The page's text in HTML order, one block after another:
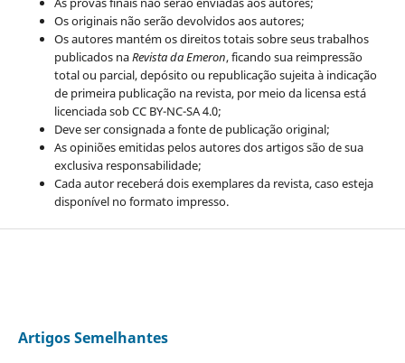
Os originais não serão devolvidos aos autores;
Os autores mantém os direitos totais sobre seus trabalhos
publicados naRevista da Emeron, ficando sua reimpressão
total ou parcial, depósito ou republicação sujeita à indicação
de primeira publicação na revista, por meio da licensa está
licenciada sob CC BY-NC-SA 4.0;
Deve ser consignada a fonte de publicação original;
As opiniões emitidas pelos autores dos artigos são de sua
exclusiva responsabilidade;
Cada autor receberá dois exemplares da revista, caso esteja
disponível no formato impresso.
Artigos Semelhantes